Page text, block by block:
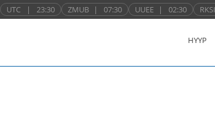
UTC | 23:30 ZMUB | 07:30 UUEE | 02:30 RKSI
НҮҮР